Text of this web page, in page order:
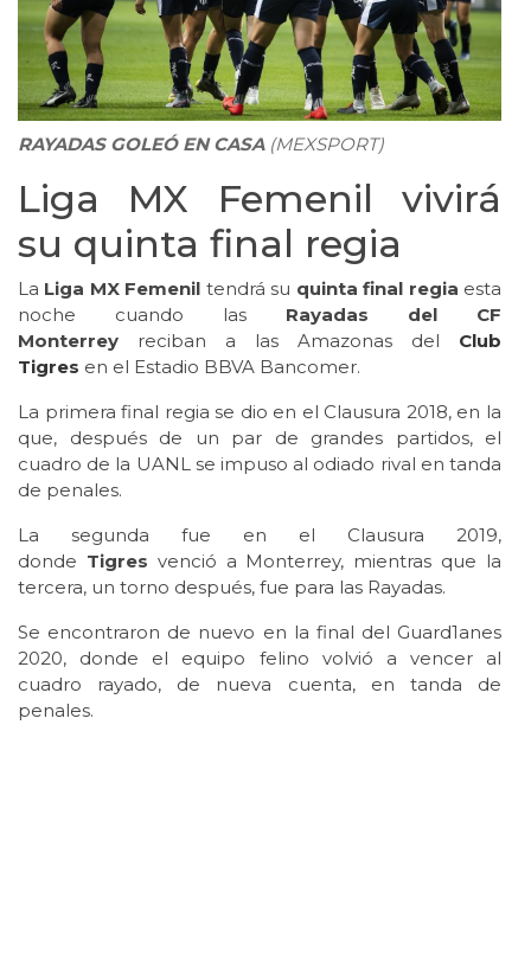
RAYADAS GOLEÓ EN CASA (MEXSPORT)
Liga MX Femenil vivirá
su quinta final regia
La Liga MX Femenil tendrá su quinta final regia esta
noche cuando las Rayadas del CF
Monterrey reciban a las Amazonas del Club
Tigres en el Estadio BBVA Bancomer.
La primera final regia se dio en el Clausura 2018, en la
que, después de un par de grandes partidos, el
cuadro de la UANL se impuso al odiado rival en tanda
de penales.
La segunda fue en el Clausura 2019,
donde Tigres venció a Monterrey, mientras que la
tercera, un torno después, fue para las Rayadas.
Se encontraron de nuevo en la final del Guard1anes
2020, donde el equipo felino volvió a vencer al
cuadro rayado, de nueva cuenta, en tanda de
penales.